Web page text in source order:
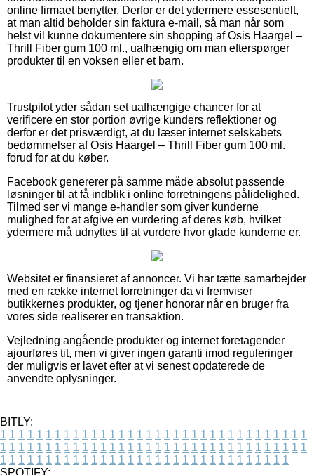
online firmaet benytter. Derfor er det ydermere essesentielt,
at man altid beholder sin faktura e-mail, så man når som
helst vil kunne dokumentere sin shopping af Osis Haargel –
Thrill Fiber gum 100 ml., uafhængig om man efterspørger
produkter til en voksen eller et barn.
Trustpilot yder sådan set uafhængige chancer for at
verificere en stor portion øvrige kunders reflektioner og
derfor er det prisværdigt, at du læser internet selskabets
bedømmelser af Osis Haargel – Thrill Fiber gum 100 ml.
forud for at du køber.
Facebook genererer på samme måde absolut passende
løsninger til at få indblik i online forretningens pålidelighed.
Tilmed ser vi mange e-handler som giver kunderne
mulighed for at afgive en vurdering af deres køb, hvilket
ydermere må udnyttes til at vurdere hvor glade kunderne er.
Websitet er finansieret af annoncer. Vi har tætte samarbejder
med en række internet forretninger da vi fremviser
butikkernes produkter, og tjener honorar når en bruger fra
vores side realiserer en transaktion.
Vejledning angående produkter og internet foretagender
ajourføres tit, men vi giver ingen garanti imod reguleringer
der muligvis er lavet efter at vi senest opdaterede de
anvendte oplysninger.
BITLY:
1 1 1 1 1 1 1 1 1 1 1 1 1 1 1 1 1 1 1 1 1 1 1 1 1 1 1 1 1 1 1 1 1 1
1 1 1 1 1 1 1 1 1 1 1 1 1 1 1 1 1 1 1 1 1 1 1 1 1 1 1 1 1 1 1 1 1 1
1 1 1 1 1 1 1 1 1 1 1 1 1 1 1 1 1 1 1 1 1 1 1 1 1 1 1 1 1 1 1 1
SPOTIFY: